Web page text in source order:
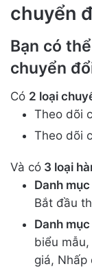
chuyển
Bạn có
chuyển
Có 2 loại
Theo dõi
Theo dõi
Và có 3 loại
Danh
Bắt đầu
Danh
biểu
giá, Nhấp